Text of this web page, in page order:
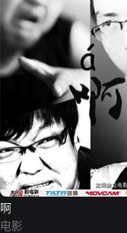
啊
电影